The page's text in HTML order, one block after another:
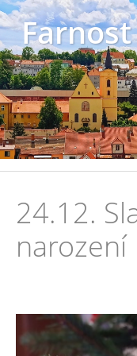
24.12.
narození